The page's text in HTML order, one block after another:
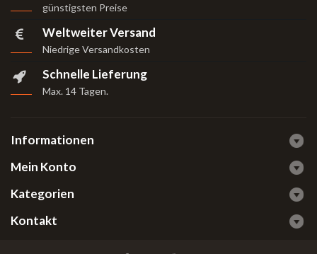
günstigsten Preise
Weltweiter Versand
Niedrige Versandkosten
Schnelle Lieferung
Max. 14 Tagen.
Informationen
Mein Konto
Kategorien
Kontakt